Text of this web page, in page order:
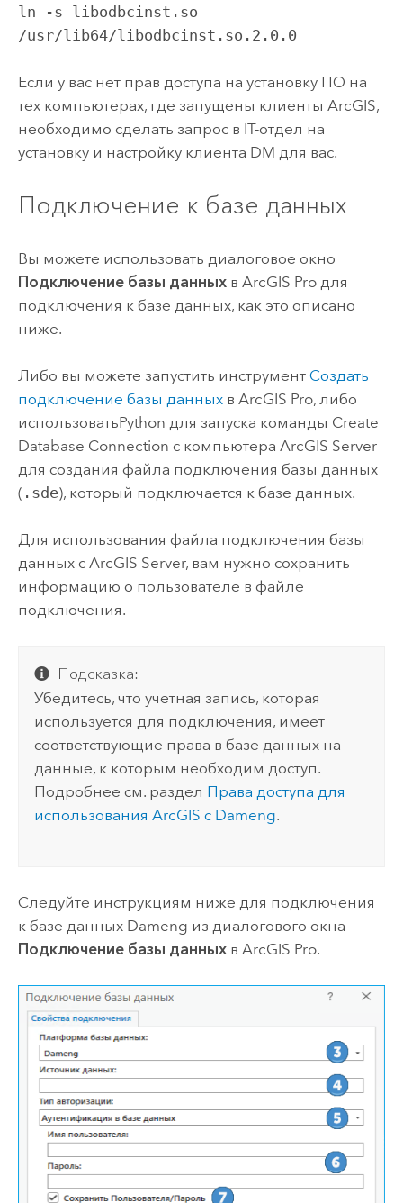
ln -s libodbcinst.so
/usr/lib64/libodbcinst.so.2.0.0
Если у вас нет прав доступа на установку ПО на
тех компьютерах, где запущены клиенты ArcGIS,
необходимо сделать запрос в IT-отдел на
установку и настройку клиента DM для вас.
Подключение к базе данных
Вы можете использовать диалоговое окно
Подключение базы данныхв ArcGIS Proдля
подключения к базе данных, как это описано
ниже.
Либо вы можете запустить инструмент Создать
подключение базы данныхв ArcGIS Pro, либо
использоватьPython для запуска команды Create
Database Connection с компьютера ArcGIS Server
для создания файла подключения базы данных
( .sde), который подключается к базе данных.
Для использования файла подключения базы
данных с ArcGIS Server, вам нужно сохранить
информацию о пользователе в файле
подключения.
Подсказка:
Убедитесь, что учетная запись, которая
используется для подключения, имеет
соответствующие права в базе данных на
данные, к которым необходим доступ.
Подробнее см. раздел Права доступа для
использования ArcGIS с Dameng.
Следуйте инструкциям ниже для подключения
к базе данных Dameng из диалогового окна
Подключение базы данныхв ArcGIS Pro.